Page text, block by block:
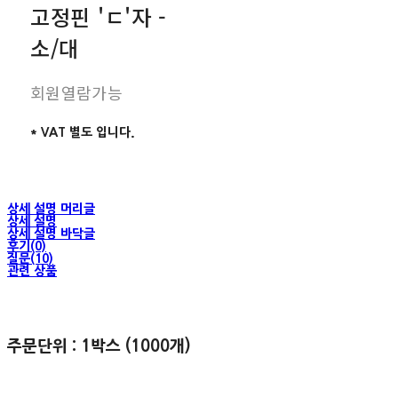
고정핀 'ㄷ'자 -
소/대
회원열람가능
* VAT 별도 입니다.
상세 설명 머리글
상세 설명
상세 설명 바닥글
후기(0)
질문(10)
관련 상품
주문단위 : 1박스 (1000개)